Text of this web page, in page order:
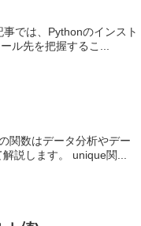
では、Pythonのインスト
ル先を把握するこ...
関数はデータ分析やデー
説します。 unique関...